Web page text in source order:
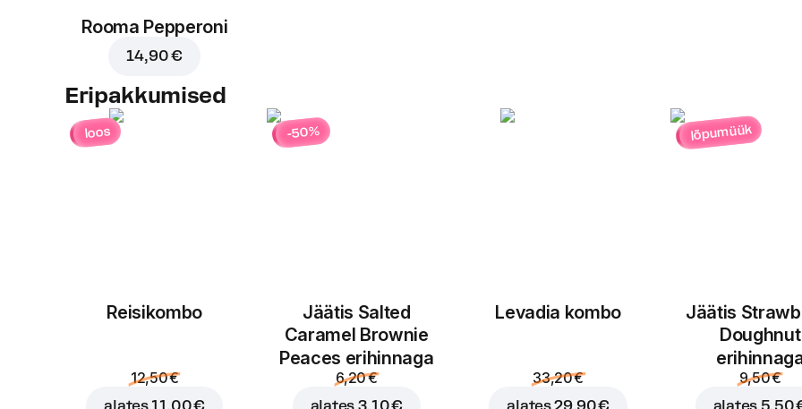
Rooma Pepperoni
14,90 €
Eripakkumised
loos
Reisikombo
12,50 €
-50%
Jäätis Salted
Caramel Brownie
Peaces erihinnaga
6,20 €
Levadia kombo
33,20 €
lõpumüük
Jäätis
Doughnut
9,50 €